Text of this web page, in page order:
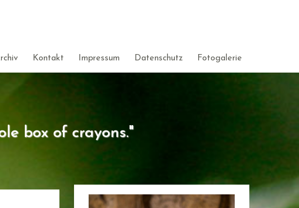
Kontakt Impressum Datenschutz Fotogalerie
box of crayons."